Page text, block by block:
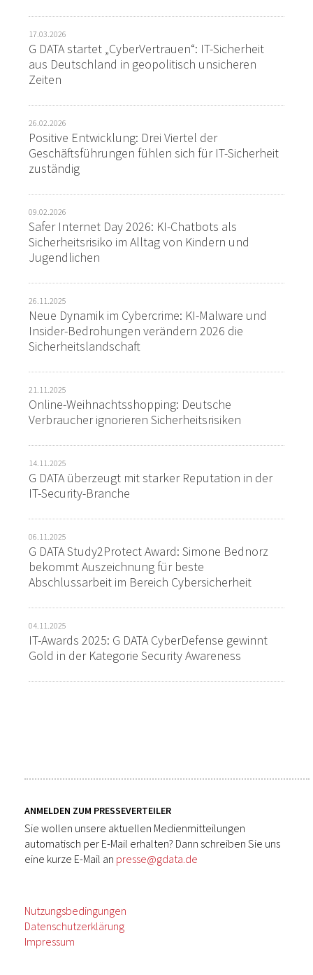
17.03.2026
G DATA startet „CyberVertrauen“: IT-Sicherheit
aus Deutschland in geopolitisch unsicheren
Zeiten
26.02.2026
Positive Entwicklung: Drei Viertel der
Geschäftsführungen fühlen sich für IT-Sicherheit
zuständig
09.02.2026
Safer Internet Day 2026: KI-Chatbots als
Sicherheitsrisiko im Alltag von Kindern und
Jugendlichen
26.11.2025
Neue Dynamik im Cybercrime: KI-Malware und
Insider-Bedrohungen verändern 2026 die
Sicherheitslandschaft
21.11.2025
Online-Weihnachtsshopping: Deutsche
Verbraucher ignorieren Sicherheitsrisiken
14.11.2025
G DATA überzeugt mit starker Reputation in der
IT-Security-Branche
06.11.2025
G DATA Study2Protect Award: Simone Bednorz
bekommt Auszeichnung für beste
Abschlussarbeit im Bereich Cybersicherheit
04.11.2025
IT-Awards 2025: G DATA CyberDefense gewinnt
Gold in der Kategorie Security Awareness
ANMELDEN ZUM PRESSEVERTEILER
Sie wollen unsere aktuellen Medienmitteilungen
automatisch per E-Mail erhalten? Dann schreiben Sie uns
eine kurze E-Mail an presse@gdata.de
Nutzungsbedingungen
Datenschutzerklärung
Impressum